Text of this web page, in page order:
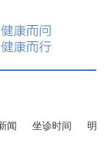
闻 坐诊时间 明